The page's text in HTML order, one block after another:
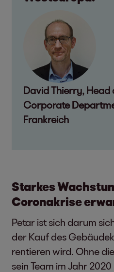
David Thierry,
Corporate
Frankreich
Starkes
Coronakrise
Petar ist sich darum
der Kauf des
rentieren wird. Ohne
sein Team im Jahr